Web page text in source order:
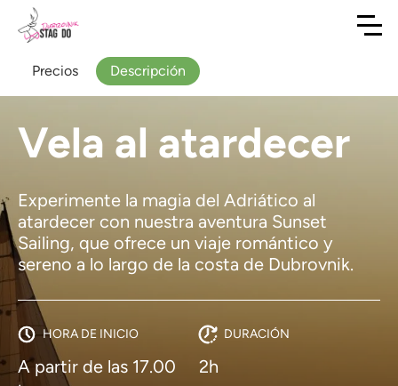
Vela al atardecer
Experimente la magia del Adriático al
atardecer con nuestra aventura Sunset
Sailing, que ofrece un viaje romántico y
sereno a lo largo de la costa de Dubrovnik.
HORA DE INICIO
A partir de las 17.00
DURACIÓN
2h
Precios Descripción